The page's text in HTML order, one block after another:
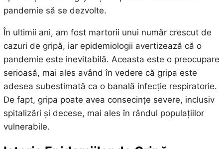
pandemie să se dezvolte.
În ultimii ani, am fost martorii unui număr crescut de
cazuri de gripă, iar epidemiologii avertizează că o
pandemie este inevitabilă. Aceasta este o preocupare
serioasă, mai ales având în vedere că gripa este
adesea subestimată ca o banală infecție respiratorie.
De fapt, gripa poate avea consecințe severe, inclusiv
spitalizări și decese, mai ales în rândul populațiilor
vulnerabile.